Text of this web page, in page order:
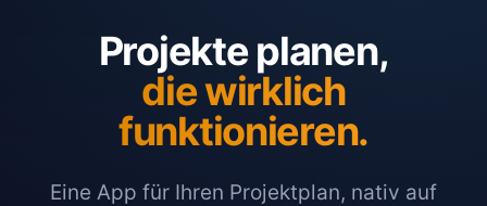
Projekte planen,
die wirklich
funktionieren.
Eine App für Ihren Projektplan, nativ auf